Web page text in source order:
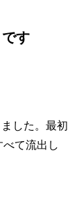
す
した。最初
て流出し